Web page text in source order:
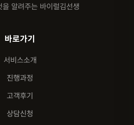
을 알려주는 바이럴김선생
바로가기
서비스소개
진행과정
고객후기
상담신청